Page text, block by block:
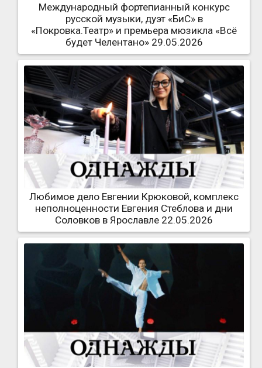
Международный фортепианный конкурс
русской музыки, дуэт «БиС» в
«Покровка.Театр» и премьера мюзикла «Всё
будет Челентано» 29.05.2026
Любимое дело Евгении Крюковой, комплекс
неполноценности Евгения Стеблова и дни
Соловков в Ярославле 22.05.2026